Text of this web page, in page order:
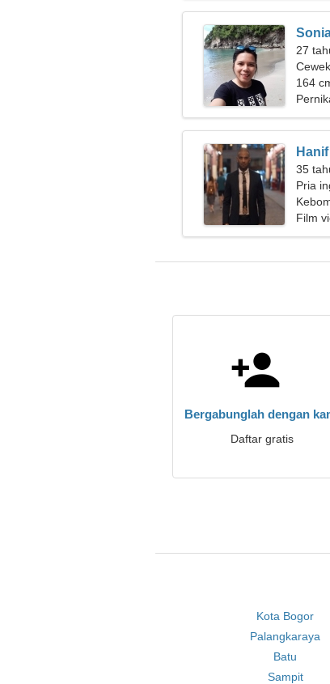
27
164
Hanif
35
Pria
Film
Bergabunglah dengan
Daftar gratis
Kota Bogor
Palangkaraya
Batu
Sampit